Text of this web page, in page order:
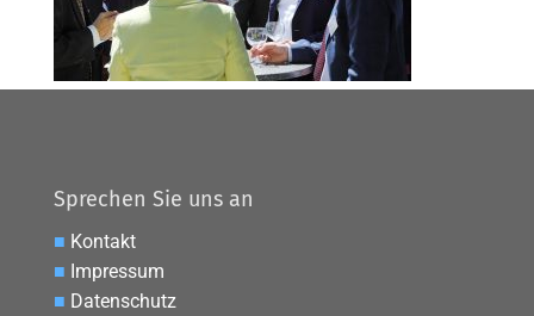
Sprechen Sie uns an
■ Kontakt
■ Impressum
■ Datenschutz